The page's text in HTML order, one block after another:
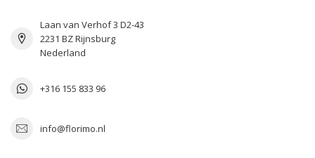
Laan van Verhof 3 D2-43
2231 BZ Rijnsburg
Nederland
+316 155 833 96
info@florimo.nl